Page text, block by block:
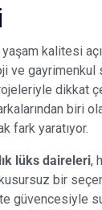
kalitesi
ve
dikkat
biri
fark yaratıyor.
lüks daireleri,
bir
güvencesiyle